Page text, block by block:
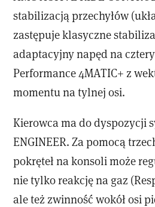
stabilizacją przechyłów
zastępuje klasyczne
adaptacyjny napęd na cztery
Performance 4MATIC+ z
momentu na tylnej osi.
Kierowca ma do dyspozycji
ENGINEER. Za pomocą
pokręteł na konsoli może
nie tylko reakcję na gaz
ale też zwinność wokół osi